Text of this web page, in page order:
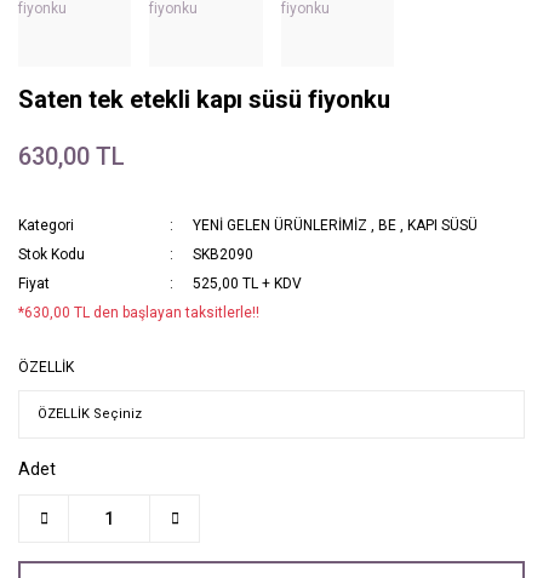
Saten tek etekli kapı süsü fiyonku
630,00 TL
Kategori YENİ GELEN ÜRÜNLERİMİZ , BE , KAPI SÜSÜ
Stok Kodu
SKB2090
Fiyat
525,00 TL + KDV
*630,00 TL den başlayan taksitlerle!!
ÖZELLİK
Adet